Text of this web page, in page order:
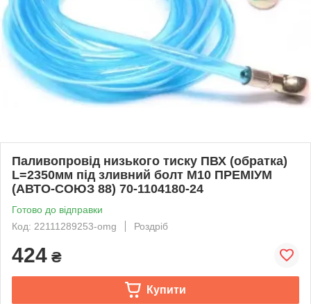
Паливопровід низького тиску ПВХ (обратка)
L=2350мм під зливний болт М10 ПРЕМІУМ
(АВТО-СОЮЗ 88) 70-1104180-24
Готово до відправки
Код: 22111289253-omg
Роздріб
424 ₴
Купити